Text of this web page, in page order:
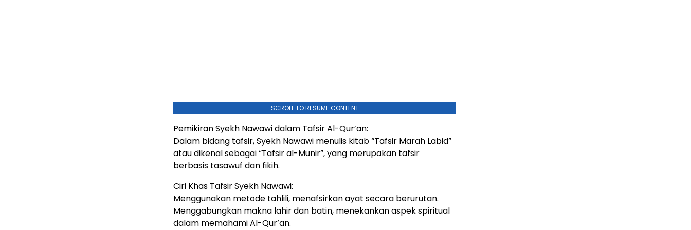
SCROLL TO RESUME CONTENT
Pemikiran Syekh Nawawi dalam Tafsir Al-Qur’an:
Dalam bidang tafsir, Syekh Nawawi menulis kitab “Tafsir Marah Labid”
atau dikenal sebagai “Tafsir al-Munir”, yang merupakan tafsir
berbasis tasawuf dan fikih.
Ciri Khas Tafsir Syekh Nawawi:
Menggunakan metode tahlili, menafsirkan ayat secara berurutan.
Menggabungkan makna lahir dan batin, menekankan aspek spiritual
dalam memahami Al-Qur’an.